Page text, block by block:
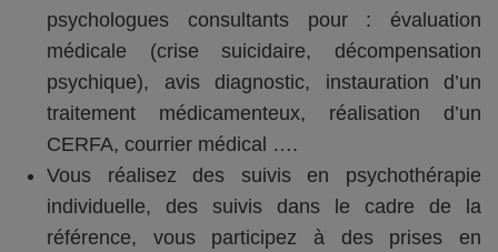
psychologues consultants pour : évaluation
médicale (crise suicidaire, décompensation
psychique), avis diagnostic, instauration d’un
traitement médicamenteux, réalisation d’un
CERFA, courrier médical ….
Vous réalisez des suivis en psychothérapie
individuelle, des suivis dans le cadre de la
référence, vous participez à des prises en